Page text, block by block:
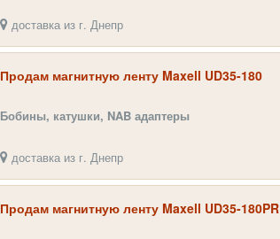
доставка из г. Днепр
Продам магнитную ленту Maxell UD35-180
Бобины, катушки, NAB адаптеры
доставка из г. Днепр
Продам магнитную ленту Maxell UD35-180PR